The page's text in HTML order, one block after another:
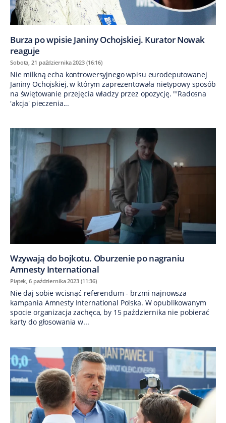
Burza po wpisie Janiny Ochojskiej. Kurator Nowak
reaguje
Sobota, 21 października 2023 (16:16)
Nie milkną echa kontrowersyjnego wpisu eurodeputowanej
Janiny Ochojskiej, w którym zaprezentowała nietypowy sposób
na świętowanie przejęcia władzy przez opozycję. "'Radosna
'akcja' pieczenia...
Wzywają do bojkotu. Oburzenie po nagraniu
Amnesty International
Piątek, 6 października 2023 (11:36)
Nie daj sobie wcisnąć referendum - brzmi najnowsza
kampania Amnesty International Polska. W opublikowanym
spocie organizacja zachęca, by 15 października nie pobierać
karty do głosowania w...